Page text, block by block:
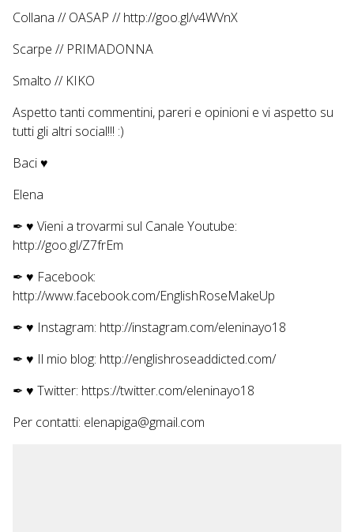
Collana // OASAP //http://goo.gl/v4WVnX
Scarpe // PRIMADONNA
Smalto // KIKO
Aspetto tanti commentini, pareri e opinioni e vi aspetto su
tutti gli altri social!!! :)
Baci ♥
Elena
✒ ♥ Vieni a trovarmi sul Canale Youtube:
http://goo.gl/Z7frEm
✒ ♥ Facebook:
http://www.facebook.com/EnglishRoseMakeUp
✒ ♥ Instagram: http://instagram.com/eleninayo18
✒ ♥ Il mio blog: http://englishroseaddicted.com/
✒ ♥ Twitter: https://twitter.com/eleninayo18
Per contatti: elenapiga@gmail.com